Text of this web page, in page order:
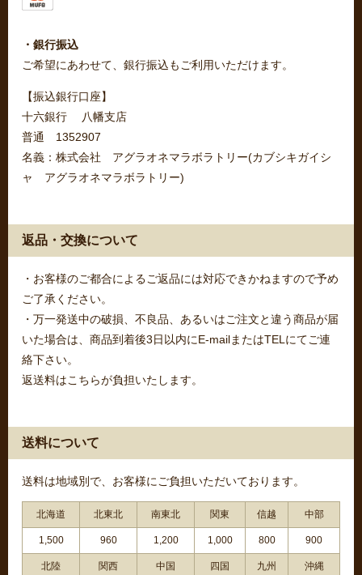
・銀行振込
ご希望にあわせて、銀行振込もご利用いただけます。
【振込銀行口座】
十六銀行 八幡支店
普通 1352907
名義：株式会社 アグラオネマラボラトリー(カブシキガイシ
ャ アグラオネマラボラトリー)
返品・交換について
・お客様のご都合によるご返品には対応できかねますので予め
ご了承ください。
・万一発送中の破損、不良品、あるいはご注文と違う商品が届
いた場合は、商品到着後3日以内にE-mailまたはTELにてご連
絡下さい。
返送料はこちらが負担いたします。
送料について
送料は地域別で、お客様にご負担いただいております。
北海道 北東北 南東北 関東 信越 中部
1,500 960 1,200 1,000 800 900
北陸 関西 中国 四国 九州 沖縄